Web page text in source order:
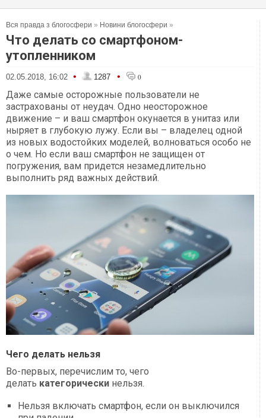
Вся правда з блогосфери » Новини блогосфери »
Что делать со смартфоном-
утопленником
02.05.2018, 16:02 • 1287 • 0
Даже самые осторожные пользователи не
застрахованы от неудач. Одно неосторожное
движение – и ваш смартфон окунается в унитаз или
ныряет в глубокую лужу. Если вы – владелец одной
из новых водостойких моделей, волноваться особо не
о чем. Но если ваш смартфон не защищен от
погружения, вам придется незамедлительно
выполнить ряд важных действий.
Чего делать нельзя
Во-первых, перечислим то, чего
делать категорически нельзя.
Нельзя включать смартфон, если он выключился